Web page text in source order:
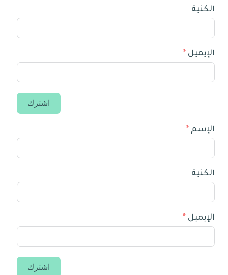
الكنية
الإيميل
اشترك
الإسم
الكنية
الإيميل
اشترك